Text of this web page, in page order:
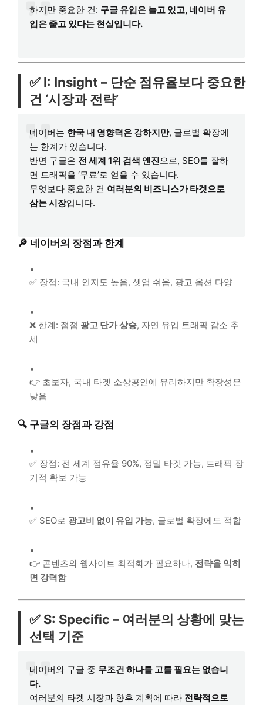
하지만 중요한 건: 구글 유입은 늘고 있고, 네이버 유
입은 줄고 있다는 현실입니다.
✅ I: Insight – 단순 점유율보다 중요한
건 ‘시장과 전략’
네이버는 한국 내 영향력은 강하지만, 글로벌 확장에
는 한계가 있습니다.
반면 구글은 전 세계 1위 검색 엔진으로, SEO를 잘하
면 트래픽을 ‘무료’로 얻을 수 있습니다.
무엇보다 중요한 건 여러분의 비즈니스가 타겟으로
삼는 시장입니다.
🔎 네이버의 장점과 한계
✅ 장점: 국내 인지도 높음, 셋업 쉬움, 광고 옵션 다양
❌ 한계: 점점 광고 단가 상승, 자연 유입 트래픽 감소 추
세
👉 초보자, 국내 타겟 소상공인에 유리하지만 확장성은
낮음
🔍 구글의 장점과 강점
✅ 장점: 전 세계 점유율 90%, 정밀 타겟 가능, 트래픽 장
기적 확보 가능
✅ SEO로 광고비 없이 유입 가능, 글로벌 확장에도 적합
👉 콘텐츠와 웹사이트 최적화가 필요하나, 전략을 익히
면 강력함
✅ S: Specific – 여러분의 상황에 맞는
선택 기준
네이버와 구글 중 무조건 하나를 고를 필요는 없습니
다.
여러분의 타겟 시장과 향후 계획에 따라 전략적으로